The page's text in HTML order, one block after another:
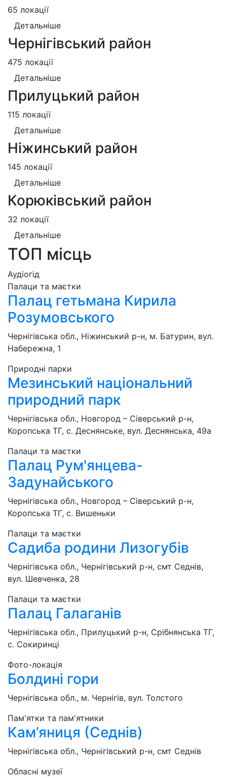
65 локації
Детальніше
Чернігівський район
475 локації
Детальніше
Прилуцький район
115 локації
Детальніше
Ніжинський район
145 локації
Детальніше
Корюківський район
32 локації
Детальніше
ТОП місць
Аудіогід
Палаци та маєтки
Палац гетьмана Кирила
Розумовського
Чернігівська обл., Ніжинський р-н, м. Батурин, вул.
Набережна, 1
Природні парки
Мезинський національний
природний парк
Чернігівська обл., Новгород – Сіверський р-н,
Коропська ТГ, с. Деснянське, вул. Деснянська, 49а
Палаци та маєтки
Палац Рум'янцева-
Задунайського
Чернігівська обл., Новгород – Сіверський р-н,
Коропська ТГ, с. Вишеньки
Палаци та маєтки
Садиба родини Лизогубів
Чернігівська обл., Чернігівський р-н, смт Седнів,
вул. Шевченка, 28
Палаци та маєтки
Палац Галаганів
Чернігівська обл., Прилуцький р-н, Срібнянська ТГ,
с. Сокиринці
Фото-локація
Болдині гори
Чернігівська обл., м. Чернігів, вул. Толстого
Пам'ятки та пам'ятники
Кам’яниця (Седнів)
Чернігівська обл., Чернігівський р-н, смт Седнів
Обласні музеї